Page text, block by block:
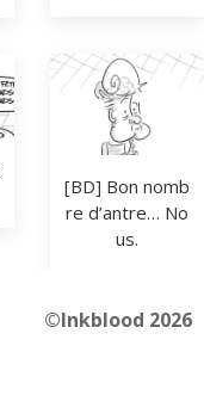
[BD] Bon nomb
re d’antre… No
us.
©Inkblood 2026